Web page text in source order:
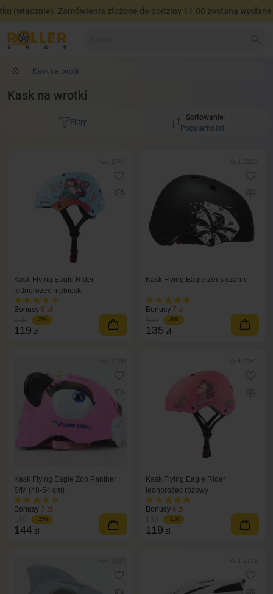
Zamówienia złożone do godziny 11:00 zostaną wysłane
Kask na wrotki
Kask na wrotki
Filtry
Sortowanie:
Kask Flying Eagle Rider
jednorożec niebieski
Bonusy 6 zł
-21%
119 zł
Kask Flying Eagle Zeus czarne
Bonusy 7 zł
-10%
135 zł
Kask Flying Eagle Zoo Panther
S/M (48-54 cm)
Bonusy 7 zł
-20%
144 zł
Kask Flying Eagle Rider
jednorożec różowy
Bonusy 6 zł
-21%
119 zł